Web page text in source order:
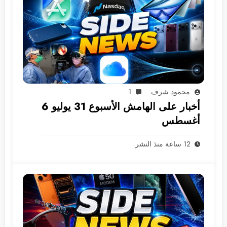
محمود شرف 1
أخبار على الهامش الأسبوع 31 يوليو 6
أغسطس
12 ساعة منذ النشر